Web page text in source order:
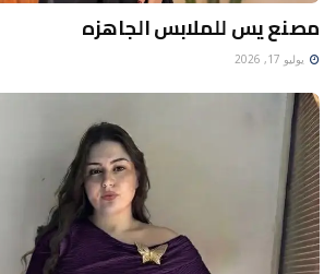
مصنع يس للملابس الجاهزه
يوليو 17, 2026